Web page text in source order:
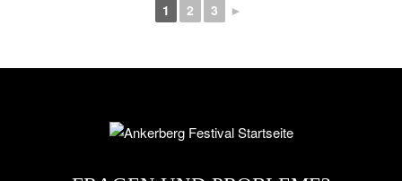
1 2 3 ►